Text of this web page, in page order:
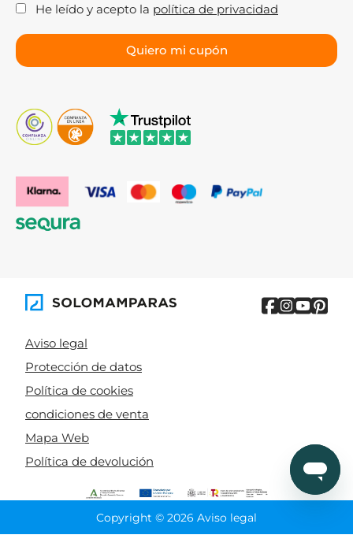
He leído y acepto la política de privacidad
Aviso legal
Protección de datos
Política de cookies
condiciones de venta
Mapa Web
Política de devolución
Copyright © 2026 Aviso legal